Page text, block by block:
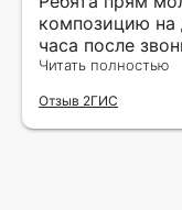
композицию на
часа после
доставлены мне
рада.
Читать полностью
Отзыв 2ГИС